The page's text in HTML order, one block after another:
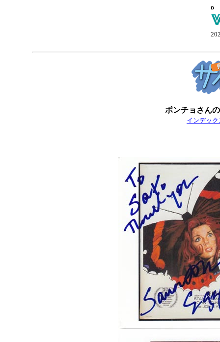
ポンチョさん
インデック